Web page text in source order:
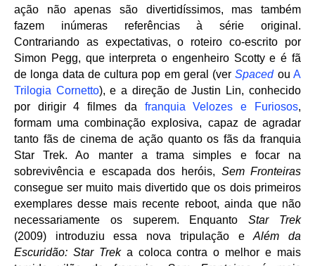
ação não apenas são divertidíssimos, mas também
fazem inúmeras referências à série original.
Contrariando as expectativas, o roteiro co-escrito por
Simon Pegg, que interpreta o engenheiro Scotty e é fã
de longa data de cultura pop em geral (verSpaced ou A
Trilogia Cornetto), e a direção de Justin Lin, conhecido
por dirigir 4 filmes da franquia Velozes e Furiosos,
formam uma combinação explosiva, capaz de agradar
tanto fãs de cinema de ação quanto os fãs da franquia
Star Trek. Ao manter a trama simples e focar na
sobrevivência e escapada dos heróis, Sem Fronteiras
consegue ser muito mais divertido que os dois primeiros
exemplares desse mais recente reboot, ainda que não
necessariamente os superem. EnquantoStar Trek
(2009) introduziu essa nova tripulação eAlém da
Escuridão: Star Treka coloca contra o melhor e mais